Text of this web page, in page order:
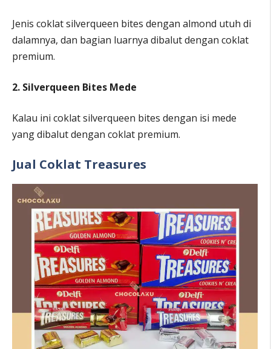
Jenis coklat silverqueen bites dengan almond utuh di
dalamnya, dan bagian luarnya dibalut dengan coklat
premium.
2. Silverqueen Bites Mede
Kalau ini coklat silverqueen bites dengan isi mede
yang dibalut dengan coklat premium.
Jual Coklat Treasures